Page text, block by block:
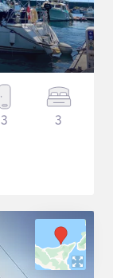
3 3